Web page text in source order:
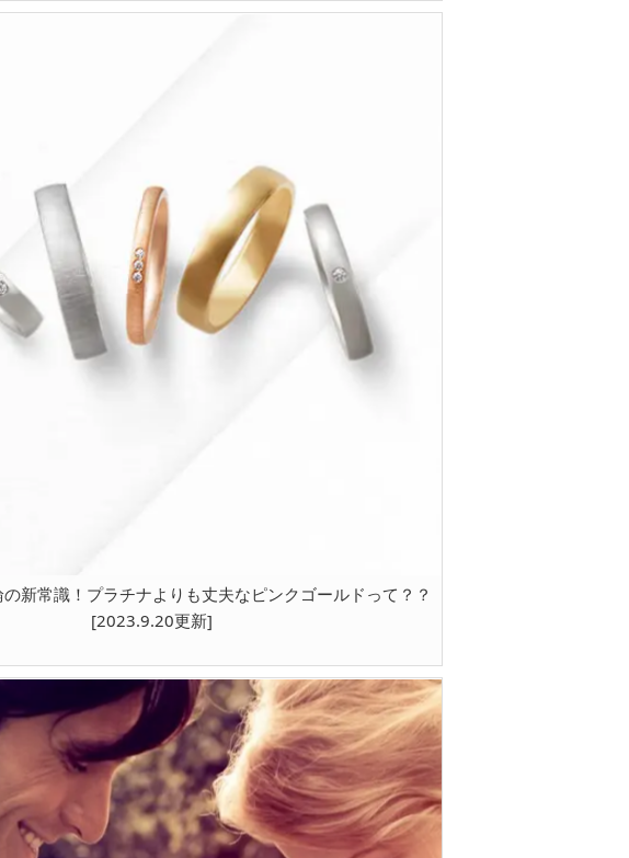
の新常識！プラチナよりも丈夫なピンクゴールドって？？
[2023.9.20更新]